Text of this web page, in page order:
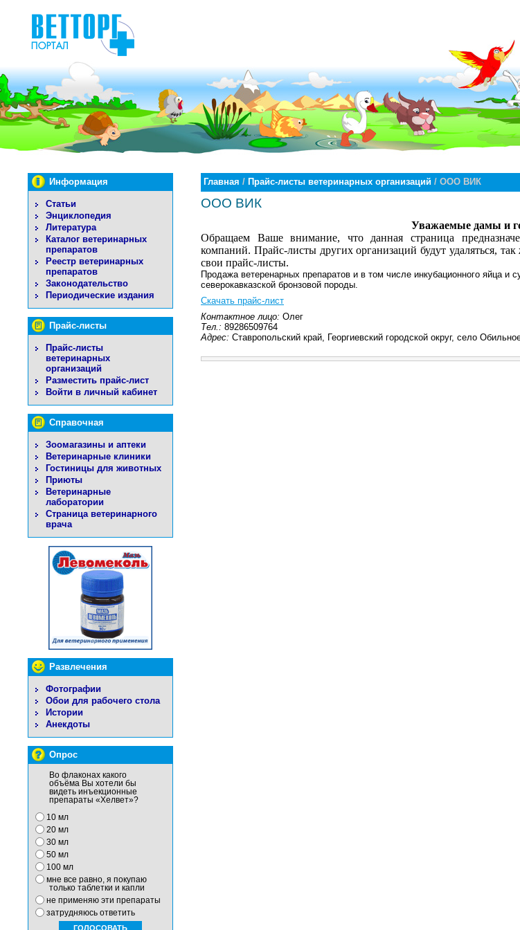
Информация
Статьи
Энциклопедия
Литература
Каталог ветеринарных
препаратов
Реестр ветеринарных
препаратов
Законодательство
Периодические издания
Прайс-листы
Прайс-листы
ветеринарных
организаций
Разместить прайс-лист
Войти в личный кабинет
Справочная
Зоомагазины и аптеки
Ветеринарные клиники
Гостиницы для животных
Приюты
Ветеринарные
лаборатории
Страница ветеринарного
врача
Развлечения
Фотографии
Обои для рабочего стола
Истории
Анекдоты
Опрос
Во флаконах какого
объёма Вы хотели бы
видеть инъекционные
препараты «Хелвет»?
10 мл
20 мл
30 мл
50 мл
100 мл
мне все равно, я покупаю
только таблетки и капли
не применяю эти препараты
затрудняюсь ответить
Главная / Прайс-листы ветеринарных организаций / ООО ВИК
ООО ВИК
Уважаемые дамы и
Обращаем Ваше внимание, что данная страница
компаний. Прайс-листы других организаций будут удаляться,
свои прайс-листы.
Продажа ветеренарных препаратов и в том числе инкубационного яйца и
северокавказской бронзовой породы.
Скачать прайс-лист
Контактное лицо: Олег
Тел.: 89286509764
Адрес: Ставропольский край, Георгиевский городской округ, село